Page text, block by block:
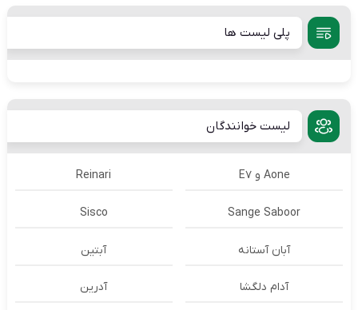
پلی لیست ها
لیست خوانندگان
Aone و E7 Reinari
Sange Saboor
Sisco
آبان آستانه آبتین
آدام دلگشا آدرين